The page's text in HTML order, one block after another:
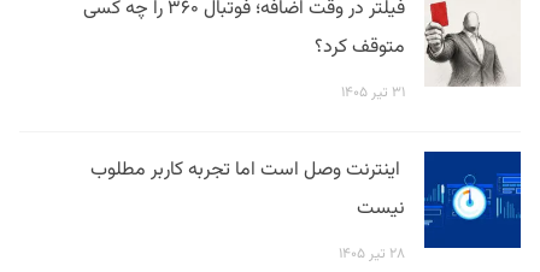
فیلتر در وقت اضافه؛ فوتبال ۳۶۰ را چه کسی
متوقف کرد؟
۳۱ تیر ۱۴۰۵
اینترنت وصل است اما تجربه کاربر مطلوب
نیست
۲۸ تیر ۱۴۰۵